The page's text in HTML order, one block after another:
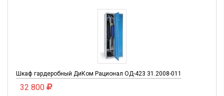
Шкаф гардеробный ДиКом Рационал ОД-423 31.2008-011
32 800